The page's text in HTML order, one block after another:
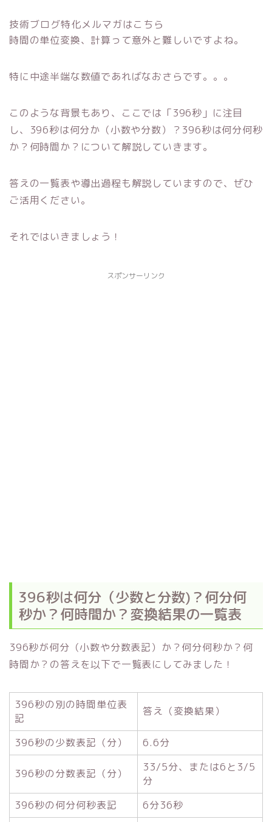
技術ブログ特化メルマガはこちら
時間の単位変換、計算って意外と難しいですよね。
特に中途半端な数値であればなおさらです。。。
このような背景もあり、ここでは「396秒」に注目
し、396秒は何分か（小数や分数）？396秒は何分何秒
か？何時間か？について解説していきます。
答えの一覧表や導出過程も解説していますので、ぜひ
ご活用ください。
それではいきましょう！
スポンサーリンク
396秒は何分（少数と分数)？何分何
秒か？何時間か？変換結果の一覧表
396秒が何分（小数や分数表記）か？何分何秒か？何
時間か？の答えを以下で一覧表にしてみました！
396秒の別の時間単位表
記
答え（変換結果）
396秒の少数表記（分） 6.6分
396秒の分数表記（分）
33/5分、または6と3/5
分
396秒の何分何秒表記
6分36秒